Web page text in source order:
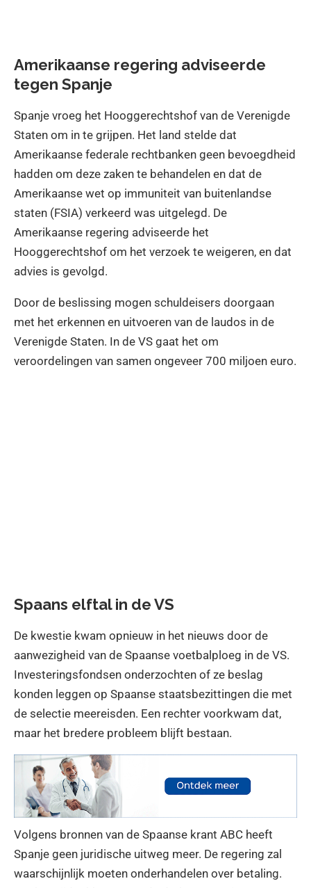
Amerikaanse regering adviseerde
tegen Spanje
Spanje vroeg het Hooggerechtshof van de Verenigde
Staten om in te grijpen. Het land stelde dat
Amerikaanse federale rechtbanken geen bevoegdheid
hadden om deze zaken te behandelen en dat de
Amerikaanse wet op immuniteit van buitenlandse
staten (FSIA) verkeerd was uitgelegd. De
Amerikaanse regering adviseerde het
Hooggerechtshof om het verzoek te weigeren, en dat
advies is gevolgd.
Door de beslissing mogen schuldeisers doorgaan
met het erkennen en uitvoeren van de laudos in de
Verenigde Staten. In de VS gaat het om
veroordelingen van samen ongeveer 700 miljoen euro.
Spaans elftal in de VS
De kwestie kwam opnieuw in het nieuws door de
aanwezigheid van de Spaanse voetbalploeg in de VS.
Investeringsfondsen onderzochten of ze beslag
konden leggen op Spaanse staatsbezittingen die met
de selectie meereisden. Een rechter voorkwam dat,
maar het bredere probleem blijft bestaan.
Volgens bronnen van de Spaanse krant ABC heeft
Spanje geen juridische uitweg meer. De regering zal
waarschijnlijk moeten onderhandelen over betaling.